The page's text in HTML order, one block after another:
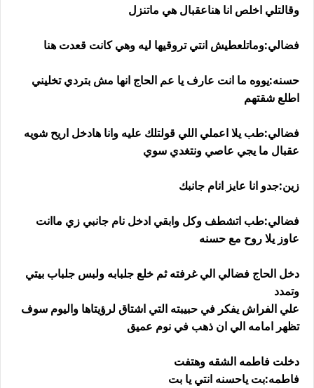
وقالتلي اخلص انا هناعقبال هي ماتنزل
فضالي:وماتلعطيش انتي تروقيها ليه وهي كانت قعدت هنا
حسنه:يووه ما انت عارف يا عم الحاج انها مش بتردي تخليني
اطلع شقتهم
فضالي:طب يلا اعملي اللي قولتلك عليه وانا هادخل اريح شويه
عقبال ما يجي عاصي ونتغدي سوي
زين:جدو انا عايز انام جانبك
فضالي:طب اتشطف وكل وابقي ادخل نام جانبي زي ماانت
عاوز يلا روح مع حسنه
دخل الحاج فضالي الي غرفته ثم خلع جلبابه ولبس جلباب بيتي
وتمدد
علي الفراش يفكر في حبيبته التي اشتاق لرؤيتاها واليوم سوف
تظهر امامه الي ان ذهب في نوم عميق
دخلت فاطمه الشقه وهتفت
فاطمه:بت ياحسنه انتي يا بت